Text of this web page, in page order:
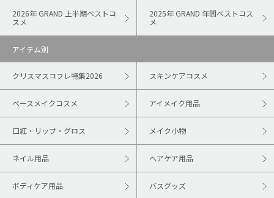
2026年 GRAND 上半期ベストコ
スメ
2025年 GRAND 年間ベストコス
メ
アイテム別
クリスマスコフレ特集2026 スキンケアコスメ
ベースメイクコスメ アイメイク用品
口紅・リップ・グロス メイク小物
ネイル用品 ヘアケア用品
ボディケア用品 バスグッズ